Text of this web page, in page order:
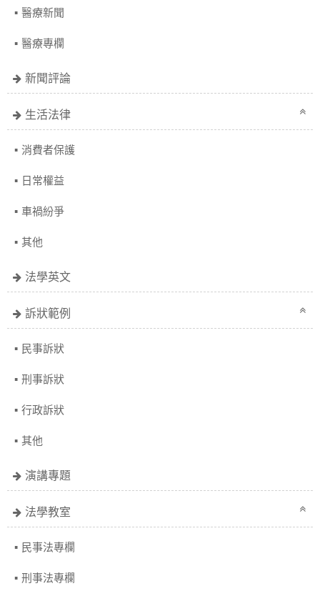
醫療新聞
醫療專欄
新聞評論
生活法律
消費者保護
日常權益
車禍紛爭
其他
法學英文
訴狀範例
民事訴狀
刑事訴狀
行政訴狀
其他
演講專題
法學教室
民事法專欄
刑事法專欄